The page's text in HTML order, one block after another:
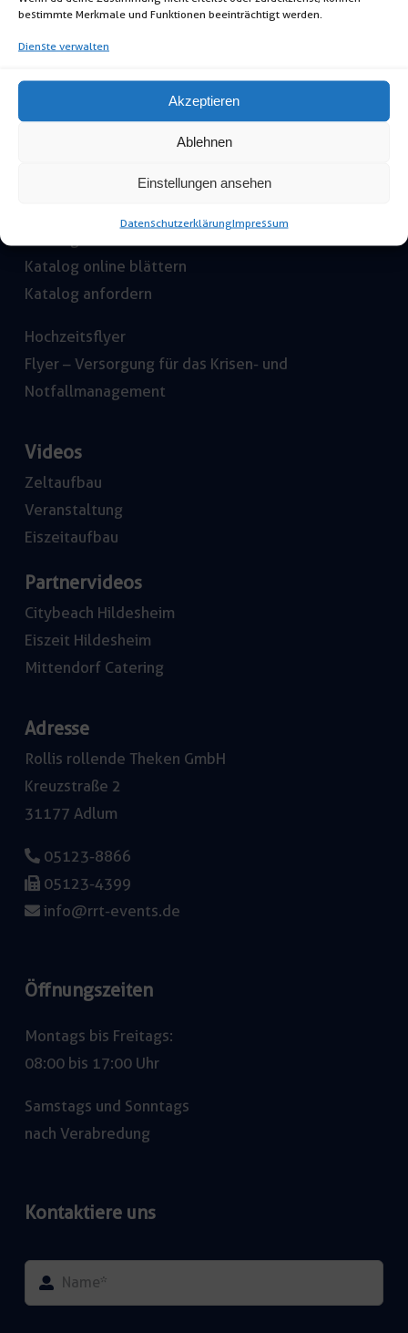
bestimmte Merkmale und Funktionen beeinträchtigt werden.
Dienste verwalten
Akzeptieren
Ablehnen
Einstellungen ansehen
DatenschutzerklärungImpressum
Katalog online blättern
Katalog anfordern
Hochzeitsflyer
Flyer – Versorgung für das Krisen- und
Notfallmanagement
Videos
Zeltaufbau
Veranstaltung
Eiszeitaufbau
Partnervideos
Citybeach Hildesheim
Eiszeit Hildesheim
Mittendorf Catering
Adresse
Rollis rollende Theken GmbH
Kreuzstraße 2
31177 Adlum
05123-8866
05123-4399
info@rrt-events.de
Öffnungszeiten
Montags bis Freitags:
08:00 bis 17:00 Uhr
Samstags und Sonntags
nach Verabredung
Kontaktiere uns